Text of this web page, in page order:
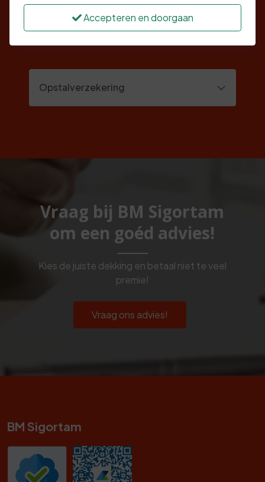
over deze verzekering
Opstalverzekering
Vraag bij BM Sigortam
om een goéd advies!
Kies de juiste dekking en betaal niet te veel
premie!
Vraag ons advies!
BM Sigortam
Accepteren en doorgaan